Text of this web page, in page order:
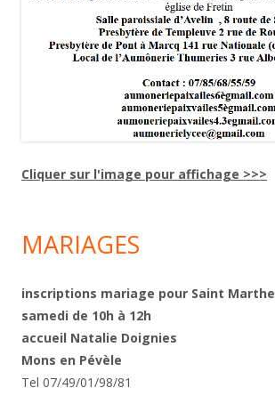
Cliquer sur l'image pour affichage >>>
MARIAGES
inscriptions mariage pour Saint Marthe
samedi de 10h à 12h
accueil Natalie Doignies
Mons en Pévèle
Tel 07/49/01/98/81